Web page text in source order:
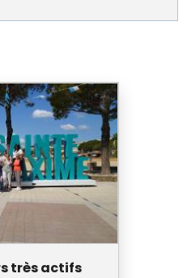
très actifs